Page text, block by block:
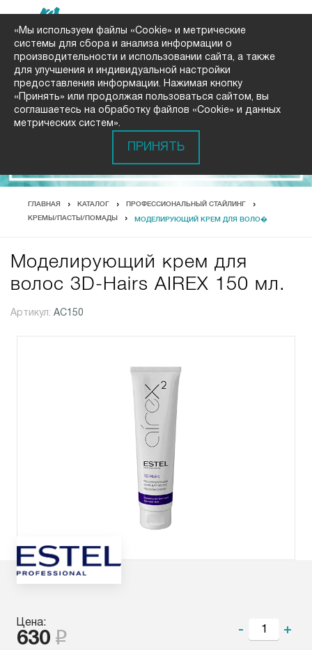
ГЛАВНАЯ КАТАЛОГ ПРОФЕССИОНАЛЬНЫЙ СТАЙЛИНГ
КРЕМЫ/ПАСТЫ/ПОМАДЫ МОДЕЛИРУЮЩИЙ КРЕМ ДЛЯ ВОЛО�
Моделирующий крем для
волос 3D-Hairs AIREX 150 мл.
Артикул: АС150
Цена:
630
- +
«Мы используем файлы «Cookie» и метрические
системы для сбора и анализа информации о
производительности и использовании сайта, а также
для улучшения и индивидуальной настройки
предоставления информации. Нажимая кнопку
«Принять» или продолжая пользоваться сайтом, вы
соглашаетесь на обработку файлов «Cookie» и данных
метрических систем».
ПРИНЯТЬ